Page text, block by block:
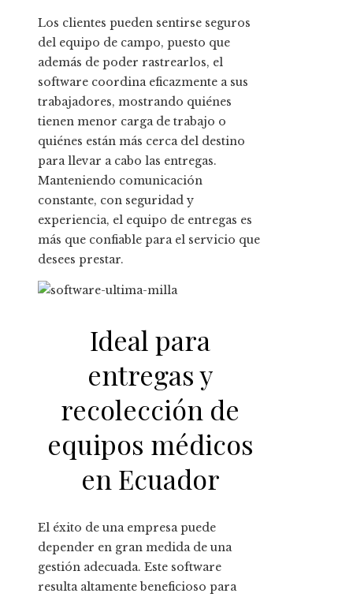
Los clientes pueden sentirse seguros
del equipo de campo, puesto que
además de poder rastrearlos, el
software coordina eficazmente a sus
trabajadores, mostrando quiénes
tienen menor carga de trabajo o
quiénes están más cerca del destino
para llevar a cabo las entregas.
Manteniendo comunicación
constante, con seguridad y
experiencia, el equipo de entregas es
más que confiable para el servicio que
desees prestar.
Ideal para
entregas y
recolección de
equipos médicos
en Ecuador
El éxito de una empresa puede
depender en gran medida de una
gestión adecuada. Este software
resulta altamente beneficioso para